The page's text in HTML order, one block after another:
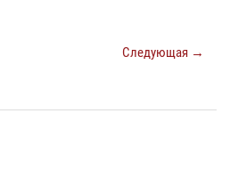
Следующая →